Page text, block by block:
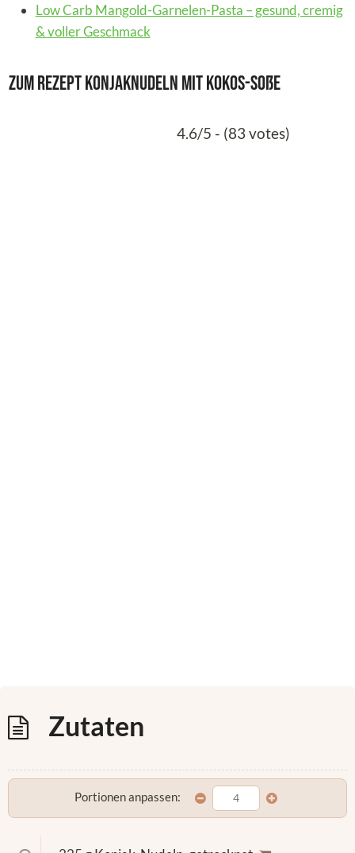
Low Carb Mangold-Garnelen-Pasta – gesund, cremig
& voller Geschmack
Zum Rezept Konjaknudeln mit Kokos-Soße
4.6/5 - (83 votes)
Zutaten
Portionen anpassen: